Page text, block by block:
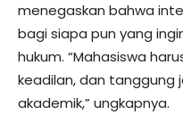
menegaskan bahwa
bagi siapa pun yang
hukum. “Mahasiswa
keadilan, dan tanggung
akademik,” ungkapnya.